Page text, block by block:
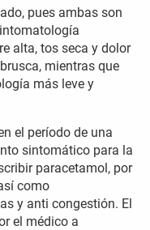
pues ambas son
alta, tos seca y dolor
mientras que
más leve y
el período de una
sintomático para la
paracetamol, por
como
y anti congestión. El
el médico a